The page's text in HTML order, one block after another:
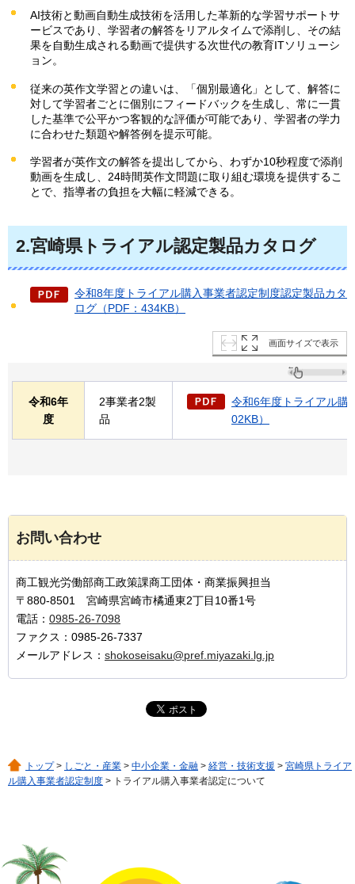
AI技術と動画自動生成技術を活用した革新的な学習サポートサ
ービスであり、学習者の解答をリアルタイムで添削し、その結
果を自動生成される動画で提供する次世代の教育ITソリューシ
ョン。
従来の英作文学習との違いは、「個別最適化」として、解答に
対して学習者ごとに個別にフィードバックを生成し、常に一貫
した基準で公平かつ客観的な評価が可能であり、学習者の学力
に合わせた類題や解答例を提示可能。
学習者が英作文の解答を提出してから、わずか10秒程度で添削
動画を生成し、24時間英作文問題に取り組む環境を提供するこ
とで、指導者の負担を大幅に軽減できる。
2.宮崎県トライアル認定製品カタログ
令和8年度トライアル購入事業者認定制度認定製品カタ
ログ（PDF：434KB）
画面サイズで表示
令和6年
度
2事業者2製
品
令和6年度トライアル購
02KB）
お問い合わせ
商工観光労働部商工政策課商工団体・商業振興担当
〒880-8501 宮崎県宮崎市橘通東2丁目10番1号
電話： 0985-26-7098
ファクス：0985-26-7337
メールアドレス： shokoseisaku@pref.miyazaki.lg.jp
トップ> しごと・産業 > 中小企業・金融 > 経営・技術支援 > 宮崎県トライア
ル購入事業者認定制度 > トライアル購入事業者認定について